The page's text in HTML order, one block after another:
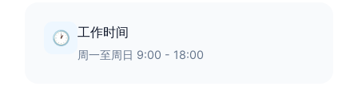
🕐 工作时间
周一至周日 9:00 - 18:00